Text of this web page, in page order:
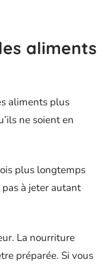
aliments
aliments plus
ne soient en
plus longtemps
pas à jeter autant
La nourriture
préparée. Si vous